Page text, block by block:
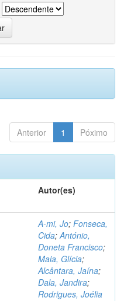
Anterior 1 Póximo
Autor(es)
A-mi, Jo; Fonseca,
Cida;António,
Doneta Francisco;
Maia, Glícia;
Alcântara, Jaína;
Dala, Jandira;
Rodrigues, Joélia